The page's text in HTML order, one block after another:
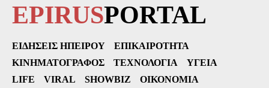
EPIRUSPORTAL
ΕΙΔΉΣΕΙΣ ΗΠΕΊΡΟΥ
ΕΠΙΚΑΙΡΌΤΗΤΑ
ΚΙΝΗΜΑΤΟΓΡΆΦΟΣ
ΤΕΧΝΟΛΟΓΊΑ
ΥΓΕΊΑ
LIFE
VIRAL SHOWBIZ
ΟΙΚΟΝΟΜΊΑ